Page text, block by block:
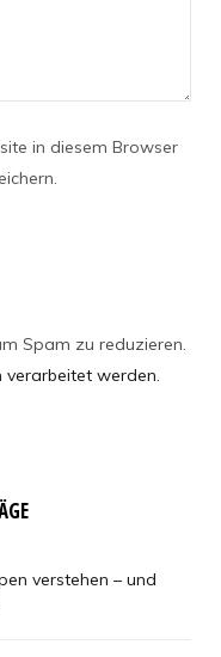
in diesem Browser
Spam zu reduzieren.
werden.
verstehen – und